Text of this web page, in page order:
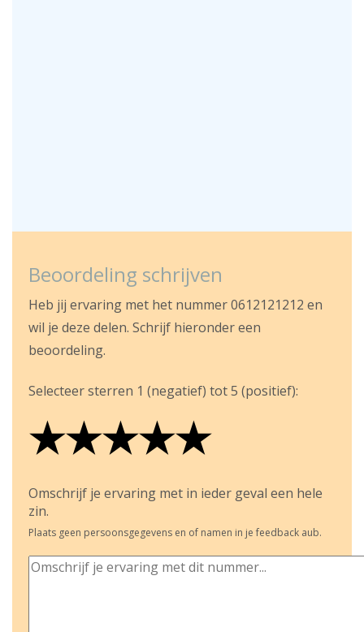
Beoordeling schrijven
Heb jij ervaring met het nummer 0612121212 en
wil je deze delen. Schrijf hieronder een
beoordeling.
Selecteer sterren 1 (negatief) tot 5 (positief):
★
★★
★★★
★★★★
★★★★★
Omschrijf je ervaring met in ieder geval een hele
zin.
Plaats geen persoonsgegevens en of namen in je feedback aub.